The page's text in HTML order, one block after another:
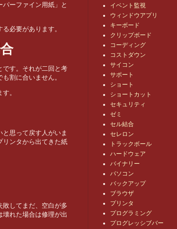
ーファイン用紙」と
必要があります。
です。それが二回と考
割に合いません。
。
思って戻す人がいま
リンタから出てきた紙
敗してまだ、空白が多
れた場合は修理が出
イベント監視
ウィンドウアプリ
キーボード
クリップボード
コーディング
コストダウン
サイコン
サポート
ショート
ショートカット
セキュリティ
ゼミ
セル結合
セレロン
トラックボール
ハードウェア
バイナリー
パソコン
バックアップ
ブラウザ
プリンタ
プログラミング
プログレッシブバー